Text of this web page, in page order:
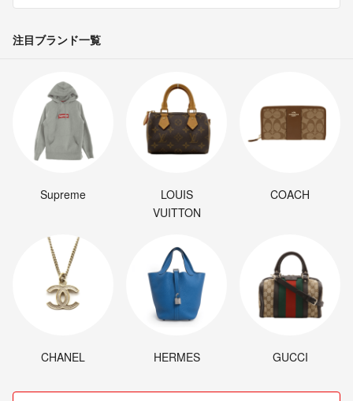
注目ブランド一覧
Supreme
LOUIS
VUITTON
COACH
CHANEL HERMES GUCCI